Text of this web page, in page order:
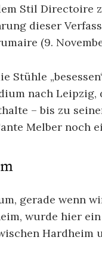
Stil
dieser
(9.
nach
– bis zu
Melber noch
gerade wenn
wurde hier
Hardheim